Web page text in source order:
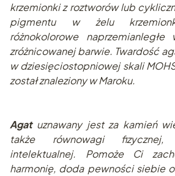
krzemionki z roztworów lub
pigmentu w żelu
różnokolorowe
zróżnicowanej barwie. Twardość
w dziesięciostopniowej skali
został znaleziony w Maroku.
Agatuznawany jest za kamień
także równowagi
intelektualnej. Pomoże Ci
harmonię, doda pewności siebie